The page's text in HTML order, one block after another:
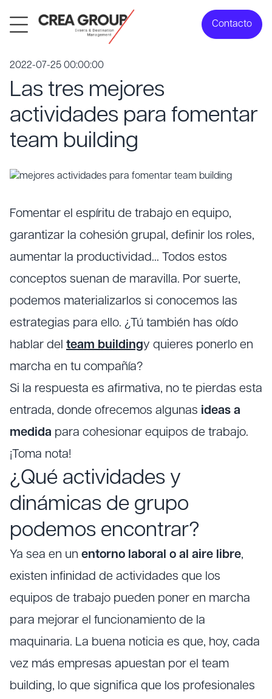
Contacto
2022-07-25 00:00:00
Las tres mejores
actividades para fomentar
team building
Fomentar el espíritu de trabajo en equipo,
garantizar la cohesión grupal, definir los roles,
aumentar la productividad… Todos estos
conceptos suenan de maravilla. Por suerte,
podemos materializarlos si conocemos las
estrategias para ello. ¿Tú también has oído
hablar del team buildingy quieres ponerlo en
marcha en tu compañía?
Si la respuesta es afirmativa, no te pierdas esta
entrada, donde ofrecemos algunas ideas a
medida para cohesionar equipos de trabajo.
¡Toma nota!
¿Qué actividades y
dinámicas de grupo
podemos encontrar?
Ya sea en un entorno laboral o al aire libre,
existen infinidad de actividades que los
equipos de trabajo pueden poner en marcha
para mejorar el funcionamiento de la
maquinaria. La buena noticia es que, hoy, cada
vez más empresas apuestan por el team
building, lo que significa que los profesionales